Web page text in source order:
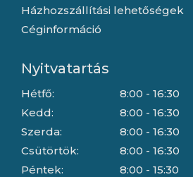
Házhozszállítási lehetőségek
Céginformáció
Nyitvatartás
Hétfő:
Kedd:
Szerda:
Csütörtök:
Péntek:
8:00 - 16:30
8:00 - 16:30
8:00 - 16:30
8:00 - 16:30
8:00 - 15:30